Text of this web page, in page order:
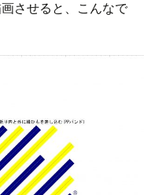
させると、こんなで